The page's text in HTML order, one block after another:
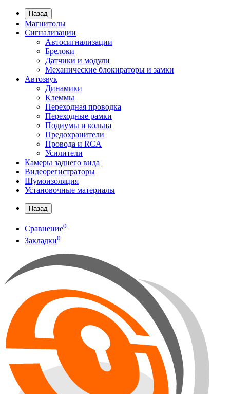
Назад
Магнитолы
Сигнализации
Автосигнализации
Брелоки
Датчики и модули
Механические блокираторы и замки
Автозвук
Динамики
Клеммы
Переходная проводка
Переходные рамки
Подиумы и кольца
Предохранители
Провода и RCA
Усилители
Камеры заднего вида
Видеорегистраторы
Шумоизоляция
Установочные материалы
Назад
Сравнение0
Закладки0